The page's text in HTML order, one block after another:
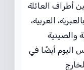
أطراف العائلة
العربية،
والصينية
اليوم أيضًا في